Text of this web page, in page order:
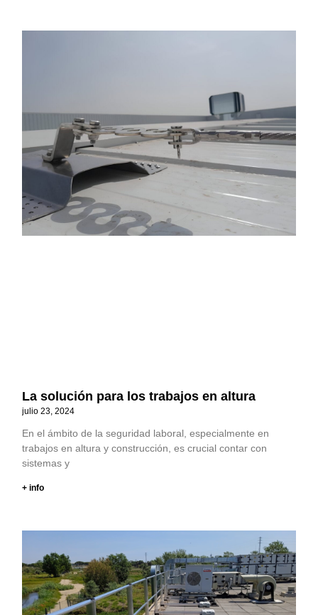
La solución para los trabajos en altura
julio 23, 2024
En el ámbito de la seguridad laboral, especialmente en
trabajos en altura y construcción, es crucial contar con
sistemas y
+ info